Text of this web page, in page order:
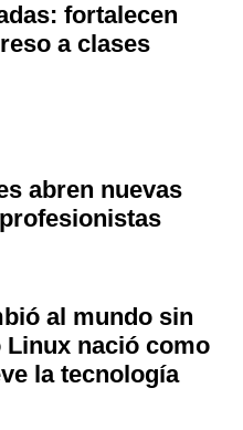
fortalecen
a clases
abren nuevas
al mundo sin
nació como
la tecnología